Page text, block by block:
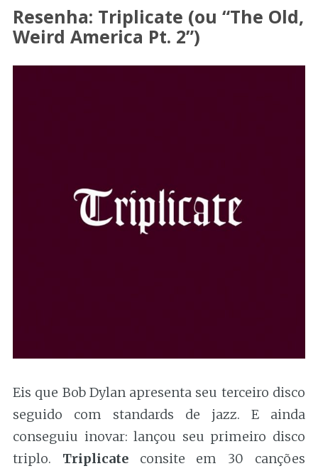
Resenha: Triplicate (ou “The Old,
Weird America Pt. 2”)
Eis que Bob Dylan apresenta seu terceiro disco
seguido com standards de jazz. E ainda
conseguiu inovar: lançou seu primeiro disco
triplo. Triplicateconsite em 30 canções